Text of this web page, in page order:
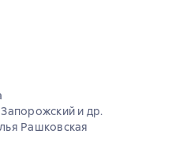
и др.
Рашковская